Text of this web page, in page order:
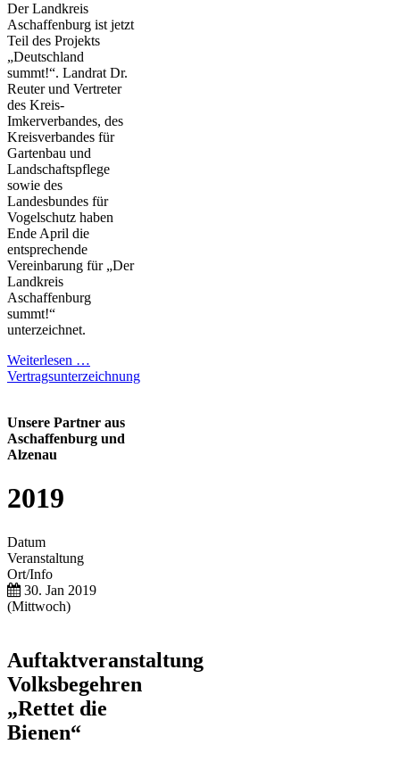
Der Landkreis
Aschaffenburg ist jetzt
Teil des Projekts
„Deutschland
summt!“. Landrat Dr.
Reuter und Vertreter
des Kreis-
Imkerverbandes, des
Kreisverbandes für
Gartenbau und
Landschaftspflege
sowie des
Landesbundes für
Vogelschutz haben
Ende April die
entsprechende
Vereinbarung für „Der
Landkreis
Aschaffenburg
summt!“
unterzeichnet.
Weiterlesen …
Vertragsunterzeichnung
Unsere Partner aus
Aschaffenburg und
Alzenau
2019
Datum
Veranstaltung
Ort/Info
30. Jan 2019
(Mittwoch)
Auftaktveranstaltung
Volksbegehren
„Rettet die
Bienen“